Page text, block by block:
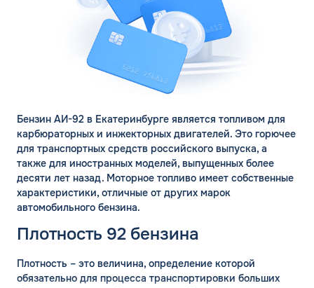
Бензин АИ-92 в Екатеринбурге является топливом для
карбюраторных и инжекторных двигателей. Это горючее
для транспортных средств российского выпуска, а
также для иностранных моделей, выпущенных более
десяти лет назад. Моторное топливо имеет собственные
характеристики, отличные от других марок
автомобильного бензина.
Плотность 92 бензина
Плотность – это величина, определение которой
обязательно для процесса транспортировки больших